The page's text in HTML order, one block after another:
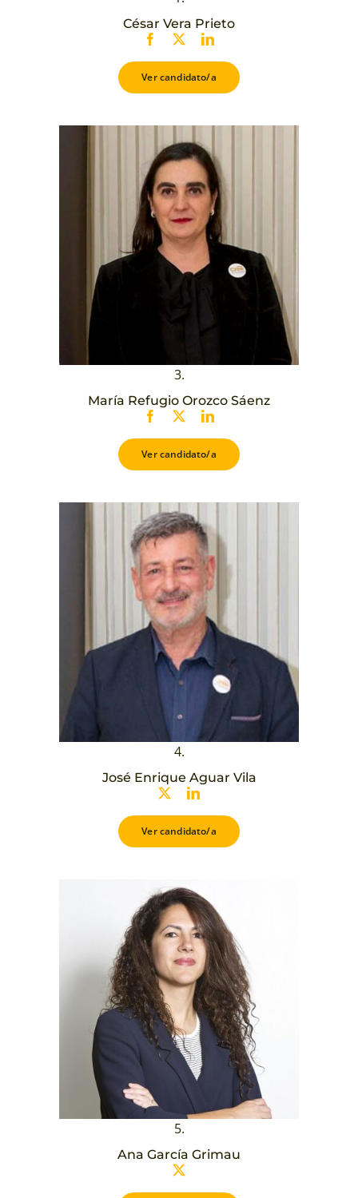
César Vera Prieto
Ver candidato/a
3.
María Refugio Orozco Sáenz
Ver candidato/a
4.
José Enrique Aguar Vila
Ver candidato/a
5.
Ana García Grimau